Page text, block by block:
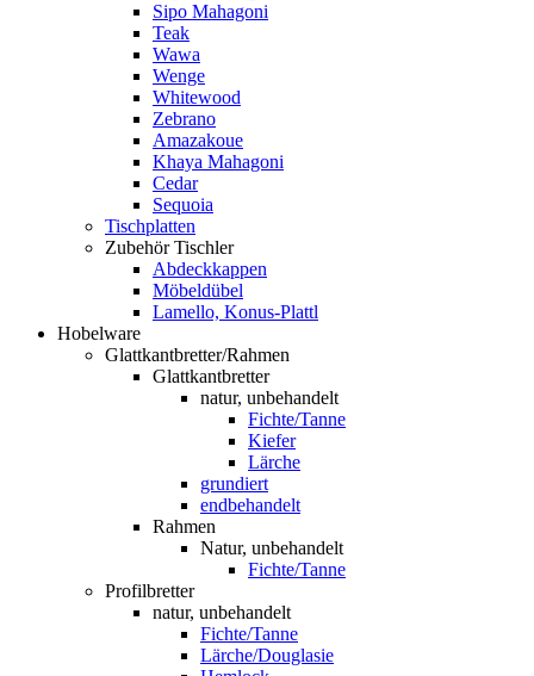
Sipo Mahagoni
Teak
Wawa
Wenge
Whitewood
Zebrano
Amazakoue
Khaya Mahagoni
Cedar
Sequoia
Tischplatten
Zubehör Tischler
Abdeckkappen
Möbeldübel
Lamello, Konus-Plattl
Hobelware
Glattkantbretter/Rahmen
Glattkantbretter
natur, unbehandelt
Fichte/Tanne
Kiefer
Lärche
grundiert
endbehandelt
Rahmen
Natur, unbehandelt
Fichte/Tanne
Profilbretter
natur, unbehandelt
Fichte/Tanne
Lärche/Douglasie